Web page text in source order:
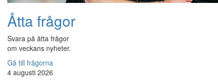
Åtta frågor
Svara på åtta frågor
om veckans nyheter.
Gå till frågorna
4 augusti 2026